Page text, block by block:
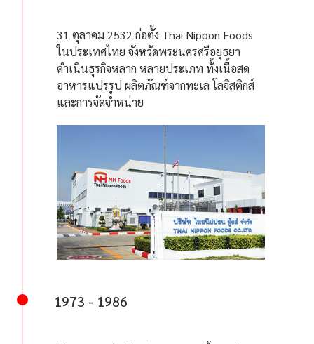
31 ตุลาคม 2532 ก่อตั้ง Thai Nippon Foods
ในประเทศไทย จังหวัดพระนครศรีอยุธยา
ดำเนินธุรกิจหลาก หลายประเภท ทั้งเนื้อสด
อาหารแปรรูป ผลิตภัณฑ์จากทะเล โลจิสติกส์
และการจัดจำหน่าย
1973 - 1986